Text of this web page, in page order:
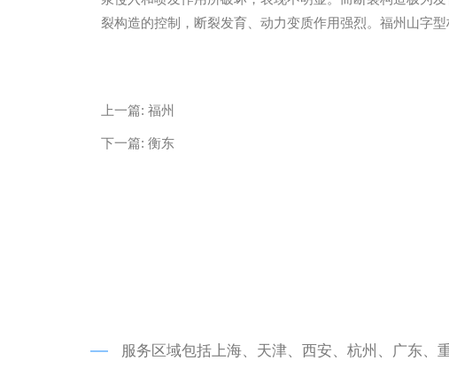
裂构造的控制，断裂发育、动力变质作用强烈。福州山字
上一篇: 福州
下一篇: 衡东
服务区域包括上海、天津、西安、杭州、广东、